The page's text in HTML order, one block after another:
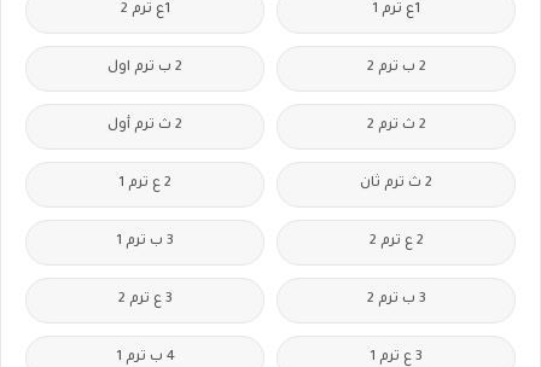
1ع ترم 1 1ع ترم 2
2 ب ترم 2 2 ب ترم اول
2 ث ترم 2 2 ث ترم أول
2 ث ترم ثان 2 ع ترم 1
2 ع ترم 2 3 ب ترم 1
3 ب ترم 2 3 ع ترم 2
3 ع ترم 1 4 ب ترم 1